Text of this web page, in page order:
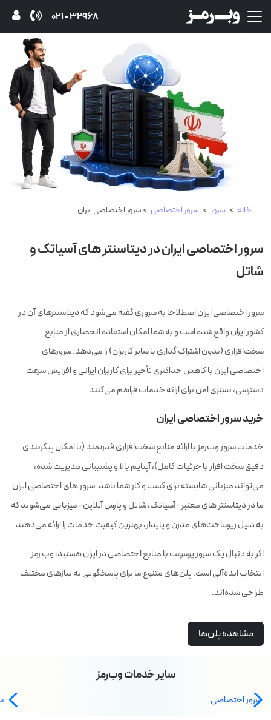
32968 - 021
خانه > سرور > سرور اختصاصی > سرور اختصاصی ایران
سرور اختصاصی ایران در دیتاسنتر های آسیاتک و
شاتل
سرور اختصاصی ایران اصطلاحا به سروری گفته می‌شود که دیتاسنترهای آن در
کشور ایران واقع شده است و به شما امکان استفاده انحصاری از منابع
سخت‌افزاری (بدون اشتراک‌ گذاری با سایر کاربران) را می‌دهد. سرورهای
اختصاصی ایران با کاهش حداکثری تأخیر برای کاربران ایرانی و افزایش سرعت
دسترسی، بستری امن برای ارائه خدمات فراهم می‌کنند.
خرید سرور اختصاصی ایران
خدمات سرور وب‌رمز با ارائه منابع سخت‌افزاری قدرتمند (با امکان پیکربندی
دقیق سخت افزار با جزئیات کامل)، آپتایم بالا و پشتیبانی مدیریت شده،
می‌تواند میزبانی شایسته برای کسب و کار شما باشد. سرور های اختصاصی ایران
ما در دیتاسنتر های معتبر -آسیاتک، شاتل و پارس آنلاین- میزبانی می‌شوند که
به دلیل زیرساخت‌های مدرن و پایدار، بهترین کیفیت خدمات را ارائه می‌دهند.
اگر به دنبال یک سرور پرسرعت با منابع اختصاصی در ایران هستید، وب رمز
انتخاب ایده‌آلی است. پلن‌های متنوع ما برای پاسخگویی به نیازهای مختلف
طراحی شده‌اند.
مشاهده پلن‌ها
سایر خدمات وب‌رمز
سرور اختصاصی